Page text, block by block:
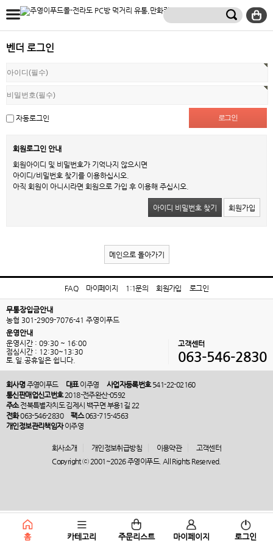
벤더 로그인
자동로그인
회원로그인 안내
회원아이디 및 비밀번호가 기억나지 않으시면
아이디/비밀번호 찾기를 이용하십시오.
아직 회원이 아니시라면 회원으로 가입 후 이용해 주십시오.
아이디 비밀번호 찾기 회원가입
메인으로 돌아가기
홈 카테고리 주문리스트 마이페이지 로그인
FAQ 마이페이지 1:1문의 회원가입 로그인
무통장입금안내
농협 301-2909-7076-41 주영이푸드
운영안내
운영시간 : 09:30 ~ 16:00
점심시간 : 12:30~13:30
토.일.공휴일은 쉽니다.
고객센터
063-546-2830
회사명주영이푸드 대표이주영 사업자등록번호541-22-02160
통신판매업신고번호2018-전주완산-0592
주소전북특별자치도 김제시 백구면 부용1길 22
전화063-546-2830 팩스063-715-4563
개인정보관리책임자이주영
회사소개 개인정보취급방침 이용약관
고객센터
Copyright ⓒ 2001~2026 주영이푸드. All Rights Reserved.